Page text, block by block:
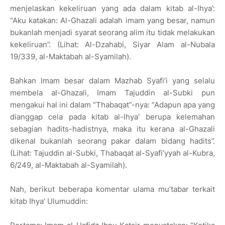
menjelaskan kekeliruan yang ada dalam kitab al-Ihya’:
“Aku katakan: Al-Ghazali adalah imam yang besar, namun
bukanlah menjadi syarat seorang alim itu tidak melakukan
kekeliruan’’. (Lihat: Al-Dzahabi, Siyar Alam al-Nubala
19/339, al-Maktabah al-Syamilah).
Bahkan Imam besar dalam Mazhab Syafi’i yang selalu
membela al-Ghazali, Imam Tajuddin al-Subki pun
mengakui hal ini dalam “Thabaqat”-nya: “Adapun apa yang
dianggap cela pada kitab al-Ihya' berupa kelemahan
sebagian hadits-hadistnya, maka itu kerana al-Ghazali
dikenal bukanlah seorang pakar dalam bidang hadits’’.
(Lihat: Tajuddin al-Subki, Thabaqat al-Syafi’yyah al-Kubra,
6/249, al-Maktabah al-Syamilah).
Nah, berikut beberapa komentar ulama mu’tabar terkait
kitab Ihya’ Ulumuddin: